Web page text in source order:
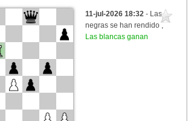
11-jul-2026 18:32- Las
negras se han rendido ,
Las blancas ganan